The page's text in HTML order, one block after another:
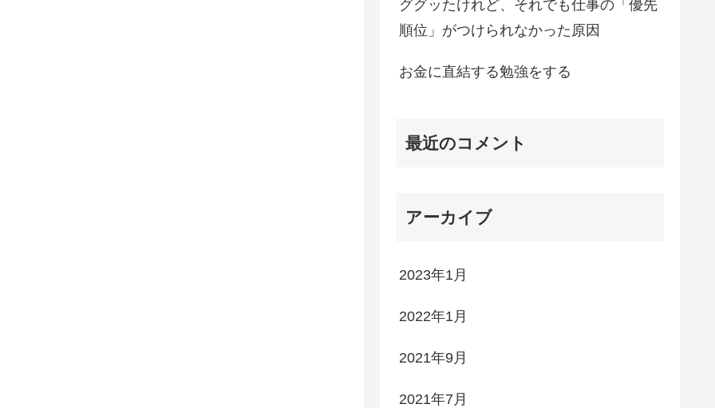
ググッたけれど、それでも仕事の「優先
順位」がつけられなかった原因
お金に直結する勉強をする
最近のコメント
アーカイブ
2023年1月
2022年1月
2021年9月
2021年7月